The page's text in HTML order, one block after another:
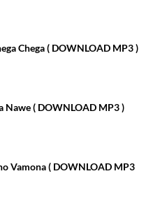
Chega ( DOWNLOAD MP3 )
Nawe ( DOWNLOAD MP3 )
Vamona ( DOWNLOAD MP3